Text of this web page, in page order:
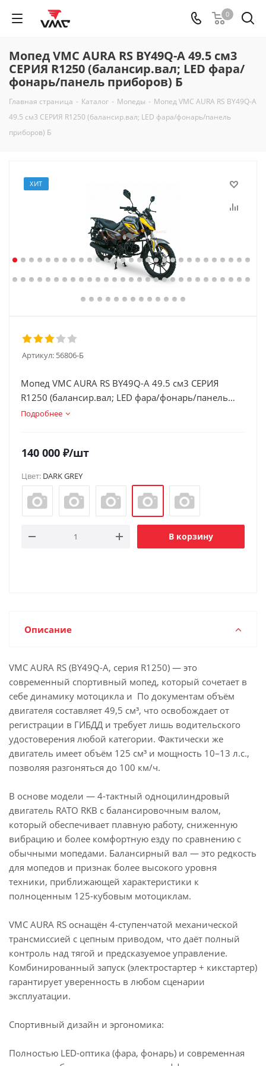
0
Мопед VMC AURA RS BY49Q-A 49.5 см3
СЕРИЯ R1250 (балансир.вал; LED фара/
фонарь/панель приборов) Б
Главная страница - Каталог - Мопеды - Мопед VMC AURA RS BY49Q-A
49.5 см3 СЕРИЯ R1250 (балансир.вал; LED фара/фонарь/панель
приборов) Б
ХИТ
Артикул: 56806-Б
Мопед VMC AURA RS BY49Q-A 49.5 см3 СЕРИЯ
R1250 (балансир.вал; LED фара/фонарь/панель
приборов) Б
Подробнее
140 000 ₽/шт
Цвет: DARK GREY
В корзину
Описание
VMC AURA RS (BY49Q-A, серия R1250) — это
современный спортивный мопед, который сочетает в
себе динамику мотоцикла и По документам объём
двигателя составляет 49,5 см³, что освобождает от
регистрации в ГИБДД и требует лишь водительского
удостоверения любой категории. Фактически же
двигатель имеет объём 125 см³ и мощность 10–13 л.с.,
позволяя разгоняться до 100 км/ч.
В основе модели — 4-тактный одноцилиндровый
двигатель RATO RKB с балансировочным валом,
который обеспечивает плавную работу, сниженную
вибрацию и более комфортную езду по сравнению с
обычными мопедами. Балансирный вал — это редкость
для мопедов и признак более высокого уровня
техники, приближающей характеристики к
полноценным 125-кубовым мотоциклам.
VMC AURA RS оснащён 4-ступенчатой механической
трансмиссией с цепным приводом, что даёт полный
контроль над тягой и предсказуемое управление.
Комбинированный запуск (электростартер + кикстартер)
гарантирует уверенность в любом сценарии
эксплуатации.
Спортивный дизайн и эргономика:
Полностью LED-оптика (фара, фонарь) и современная